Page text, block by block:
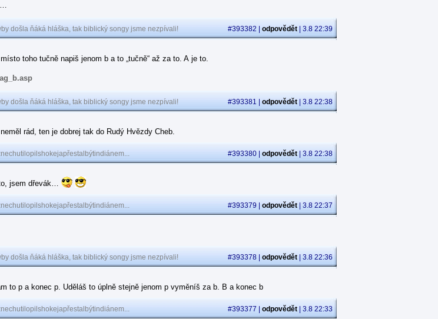
došla ňáká hláška, tak biblický songy jsme nezpívali! #393382 | odpovědět | 3.8 22:39
toho tučně napiš jenom b a to „tučně“ až za to. A je to.
došla ňáká hláška, tak biblický songy jsme nezpívali! #393381 | odpovědět | 3.8 22:38
rád, ten je dobrej tak do Rudý Hvězdy Cheb.
#393380 | odpovědět | 3.8 22:38
jsem dřevák…
#393379 | odpovědět | 3.8 22:37
došla ňáká hláška, tak biblický songy jsme nezpívali! #393378 | odpovědět | 3.8 22:36
to p a konec p. Uděláš to úplně stejně jenom p vyměníš za b. B a konec b
#393377 | odpovědět | 3.8 22:33